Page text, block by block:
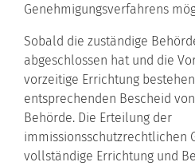
Genehmigungsverfahrens
Sobald die zuständige
abgeschlossen hat und die
vorzeitige Errichtung
entsprechenden Bescheid
Behörde. Die Erteilung der
immissionsschutzrechtlichen
vollständige Errichtung und